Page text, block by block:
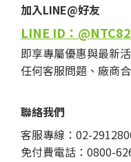
加入LINE@好友
LINE ID：
即享專屬優惠與最新
任何客服問題、廠商
聯絡我們
客服專線：02-
免付費電話：0800-